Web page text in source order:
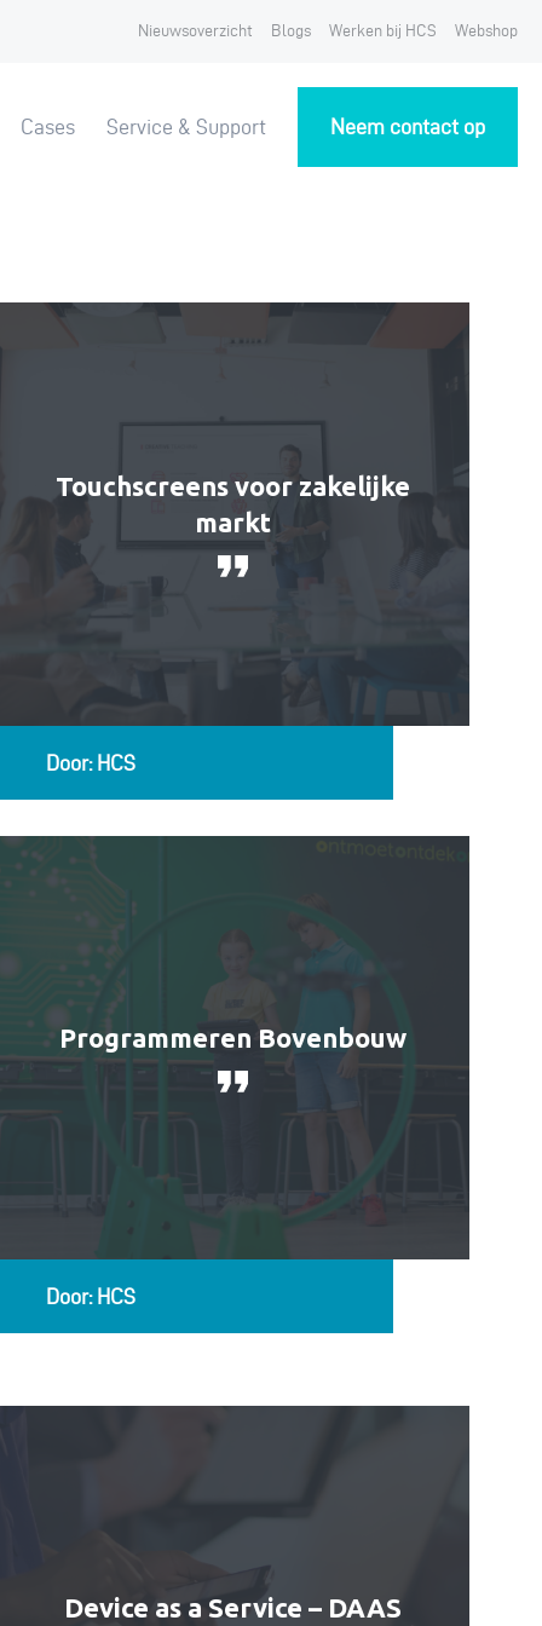
Nieuwsoverzicht Blogs Werken bij HCS Webshop
Cases Service & Support Neem contact op
Touchscreens voor zakelijke
markt
Door: HCS
Programmeren Bovenbouw
Door: HCS
Device as a Service – DAAS